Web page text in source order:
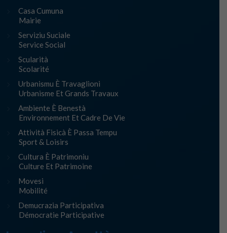
Casa Cumuna
Mairie
Serviziu Suciale
Service Social
Scularità
Scolarité
Urbanismu È Travaglioni
Urbanisme Et Grands Travaux
Ambiente È Benestà
Environnement Et Cadre De Vie
Attività Fisicà È Passa Tempu
Sport & Loisirs
Cultura È Patrimoniu
Culture Et Patrimoine
Movesi
Mobilité
Demucrazia Participativa
Démocratie Participative